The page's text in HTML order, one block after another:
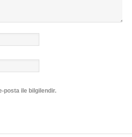
posta ile bilgilendir.